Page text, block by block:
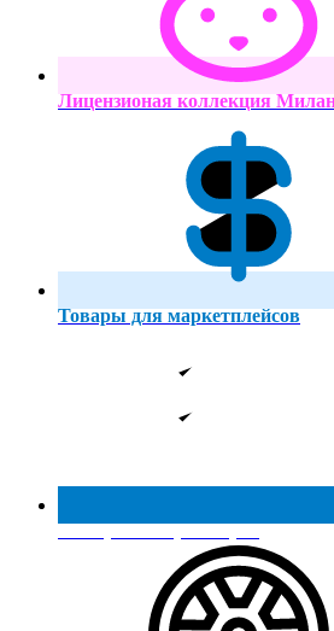
Лицензионая коллекция
Товары для маркетплейсов
Реестр МинПромТорга